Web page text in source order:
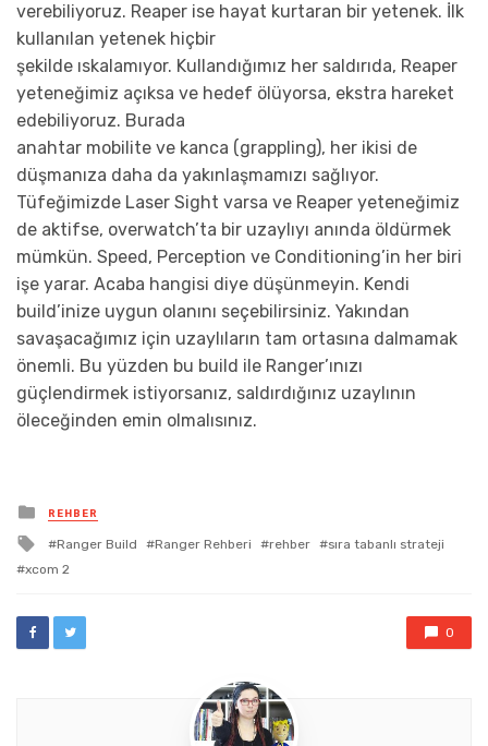
verebiliyoruz. Reaper ise hayat kurtaran bir yetenek. İlk
kullanılan yetenek hiçbir
şekilde ıskalamıyor. Kullandığımız her saldırıda, Reaper
yeteneğimiz açıksa ve hedef ölüyorsa, ekstra hareket
edebiliyoruz. Burada
anahtar mobilite ve kanca (grappling), her ikisi de
düşmanıza daha da yakınlaşmamızı sağlıyor.
Tüfeğimizde Laser Sight varsa ve Reaper yeteneğimiz
de aktifse, overwatch’ta bir uzaylıyı anında öldürmek
mümkün. Speed, Perception ve Conditioning’in her biri
işe yarar. Acaba hangisi diye düşünmeyin. Kendi
build’inize uygun olanını seçebilirsiniz. Yakından
savaşacağımız için uzaylıların tam ortasına dalmamak
önemli. Bu yüzden bu build ile Ranger’ınızı
güçlendirmek istiyorsanız, saldırdığınız uzaylının
öleceğinden emin olmalısınız.
Posted
in
REHBER
Tagged
with
Ranger Build Ranger Rehberi rehber
sıra tabanlı strateji
xcom 2
0